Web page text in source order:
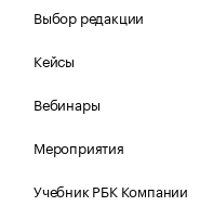
Выбор редакции
Кейсы
Вебинары
Мероприятия
Учебник РБК Компании